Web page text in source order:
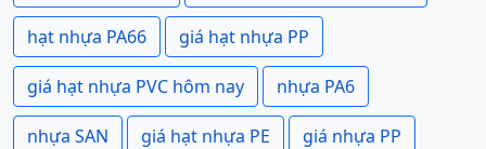
hạt nhựa PA66 giá hạt nhựa PP
giá hạt nhựa PVC hôm nay nhựa PA6
nhựa SAN giá hạt nhựa PE giá nhựa PP